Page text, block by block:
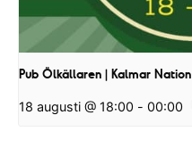
Pub Ölkällaren | Kalmar Nation
18 augusti @ 18:00 - 00:00